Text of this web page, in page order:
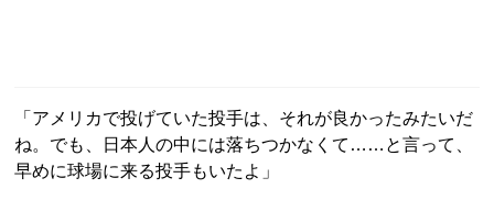
「アメリカで投げていた投手は、それが良かったみたいだ
ね。でも、日本人の中には落ちつかなくて……と言って、
早めに球場に来る投手もいたよ」